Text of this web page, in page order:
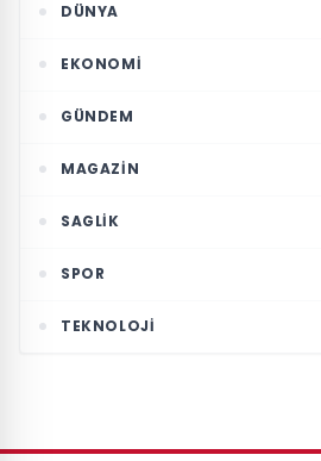
DÜNYA
EKONOMI
GÜNDEM
MAGAZIN
SAGLIK
SPOR
TEKNOLOJI